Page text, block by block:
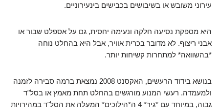
עירוני משובש או בשיבושים בכבישים בינעירוניים.
היא מספקת נסיעה חלקה ונעימה יחסית, גם על אספלט שבור או
אבני ריצוף. לא מדובר בכרית אוויר, אבל היא בהחלט נוחה
*בהשוואה* למתחרות קשיחות יותר.
בנושא בידוד הרעשים, האקסנט 2008 נמצאת ברמה סבירה לזמנה
ולמעמדה. רעשי המנוע מורגשים בהחלט תחת מאמץ או בסל"ד
גבוה, במיוחד עם *גיר* 4 ה*הילוכים* המעלה את הסל"ד במהירויות